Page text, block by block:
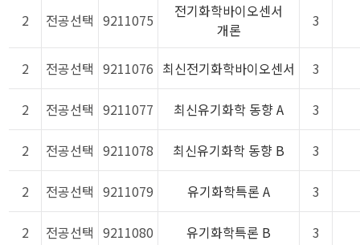
2 전공선택 9211075
전기화학바이오센서
개론
3
2 전공선택 9211076 최신전기화학바이오센서 3
2 전공선택 9211077 최신유기화학 동향 A 3
2 전공선택 9211078 최신유기화학 동향 B 3
2 전공선택 9211079 유기화학특론 A 3
2 전공선택 9211080 유기화학특론 B 3